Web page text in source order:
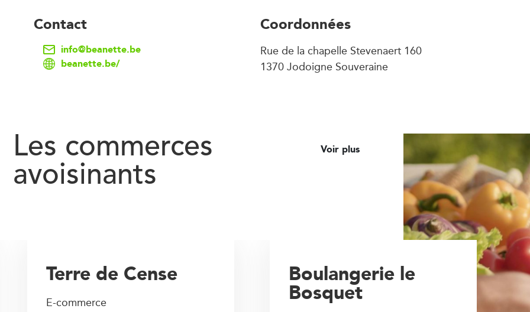
Contact
info@beanette.be
beanette.be/
Coordonnées
Rue de la chapelle Stevenaert 160
1370 Jodoigne Souveraine
Les commerces
avoisinants
Voir plus
Boulangerie le
Bosquet
Terre de Cense
E-commerce